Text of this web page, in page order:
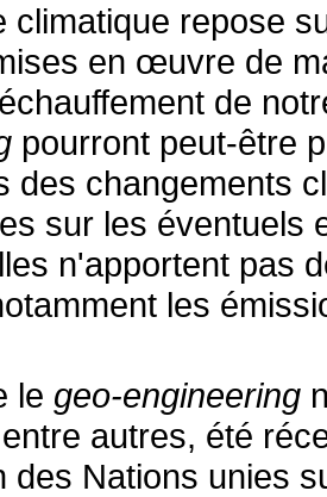
climatique repose
en œuvre de
de
pourront peut-être
des changements
sur les éventuels
n'apportent pas
les
le geo-engineering
autres, été
des Nations unies